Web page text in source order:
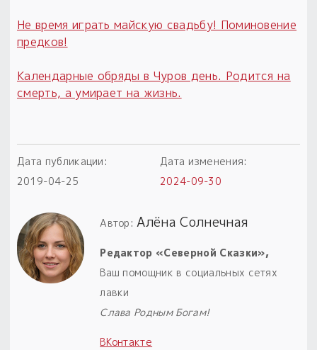
Не время играть майскую свадьбу! Поминовение
предков!
Календарные обряды в Чуров день. Родится на
смерть, а умирает на жизнь.
Дата публикации:
2019-04-25
Дата изменения:
2024-09-30
Автор:Алёна Солнечная
Редактор «Северной Сказки»,
Ваш помощник в социальных сетях
лавки
Слава Родным Богам!
ВКонтакте